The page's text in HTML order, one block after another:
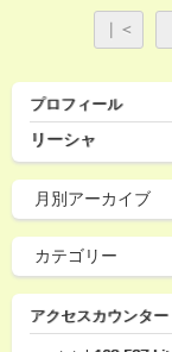
｜＜
プロフィール
リーシャ
アクセスカウンター